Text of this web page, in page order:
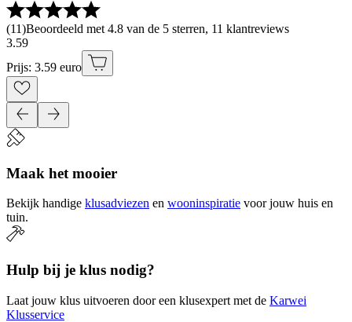
(11)Beoordeeld met 4.8 van de 5 sterren, 11 klantreviews
3.59
Prijs: 3.59 euro
Maak het mooier
Bekijk handige klusadviezen en wooninspiratie voor jouw huis en
tuin.
Hulp bij je klus nodig?
Laat jouw klus uitvoeren door een klusexpert met de Karwei
Klusservice